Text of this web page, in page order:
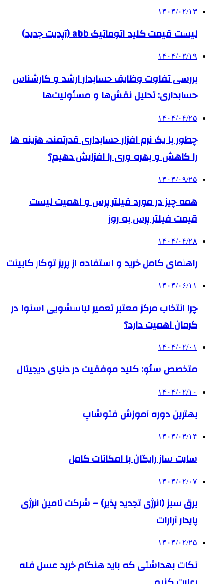
۱۴۰۴/۰۲/۱۳
لیست قیمت کلید اتوماتیک abb (آپدیت جدید)
۱۴۰۴/۰۳/۱۹
بررسی تفاوت وظایف حسابدار ارشد و کارشناس
حسابداری: تحلیل نقش‌ها و مسئولیت‌ها
۱۴۰۴/۰۴/۲۵
چطور با یک نرم افزار حسابداری قدرتمند، هزینه ها
را کاهش و بهره وری را افزایش دهیم؟
۱۴۰۴/۰۹/۲۵
همه چیز در مورد فیلتر پرس و اهمیت لیست
قیمت فیلتر پرس به روز
۱۴۰۴/۰۴/۲۸
راهنمای کامل خرید و استفاده از پریز توکار کابینت
۱۴۰۴/۰۶/۱۱
چرا انتخاب مرکز معتبر تعمیر لباسشویی اسنوا در
کرمان اهمیت دارد؟
۱۴۰۴/۰۲/۰۱
متخصص سئو: کلید موفقیت در دنیای دیجیتال
۱۴۰۴/۰۲/۱۰
بهترین دوره آموزش فتوشاپ
۱۴۰۴/۰۳/۱۴
سایت ساز رایگان با امکانات کامل
۱۴۰۴/۰۲/۰۷
برق سبز (انرژی تجدید پذیر) – شرکت تامین انرژی
پایدار آرارات
۱۴۰۴/۰۲/۲۵
نکات بهداشتی که باید هنگام خرید عسل فله